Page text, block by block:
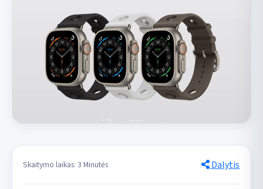
Skaitymo laikas: 3 Minutės Dalytis